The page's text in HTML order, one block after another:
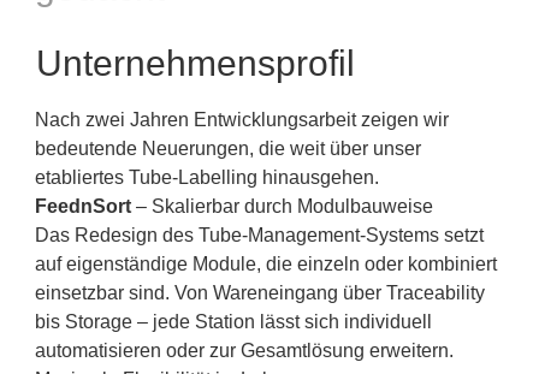
Unternehmensprofil
Nach zwei Jahren Entwicklungsarbeit zeigen wir
bedeutende Neuerungen, die weit über unser
etabliertes Tube-Labelling hinausgehen.
FeednSort – Skalierbar durch Modulbauweise
Das Redesign des Tube-Management-Systems setzt
auf eigenständige Module, die einzeln oder kombiniert
einsetzbar sind. Von Wareneingang über Traceability
bis Storage – jede Station lässt sich individuell
automatisieren oder zur Gesamtlösung erweitern.